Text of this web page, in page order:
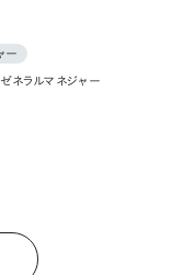
ー
ネラルマネジャー